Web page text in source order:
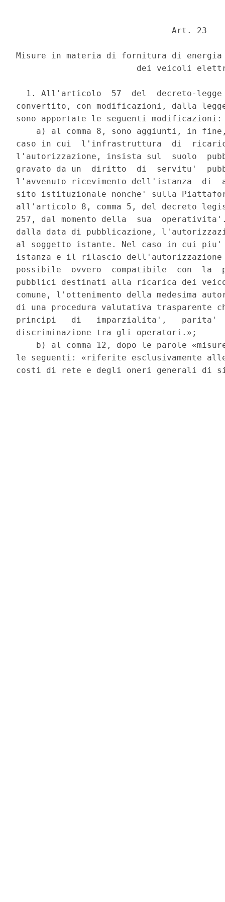
                               Art. 23
Misure in materia di fornitura di
dei veicoli
1. All'articolo  57  del  decreto-
convertito, con modificazioni, dalla
sono apportate le seguenti
a) al comma 8, sono aggiunti, in
caso in cui  l'infrastruttura  di
l'autorizzazione, insista sul  suolo
gravato da un  diritto  di  servitu'
l'avvenuto ricevimento dell'istanza  di
sito istituzionale nonche' sulla
all'articolo 8, comma 5, del decreto
257, dal momento della  sua
dalla data di pubblicazione,
al soggetto istante. Nel caso in cui piu'
istanza e il rilascio
possibile  ovvero  compatibile  con  la
pubblici destinati alla ricarica dei
comune, l'ottenimento della medesima
di una procedura valutativa
principi   di   imparzialita',   parita'
discriminazione tra gli operatori.»;
b) al comma 12, dopo le parole
le seguenti: «riferite esclusivamente